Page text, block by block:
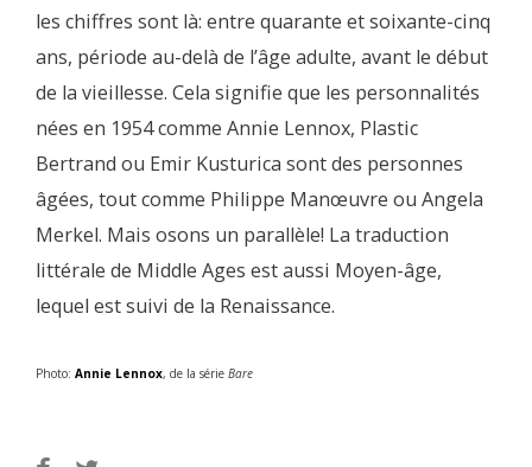
les chiffres sont là: entre quarante et soixante-cinq
ans, période au-delà de l’âge adulte, avant le début
de la vieillesse. Cela signifie que les personnalités
nées en 1954 comme Annie Lennox, Plastic
Bertrand ou Emir Kusturica sont des personnes
âgées, tout comme Philippe Manœuvre ou Angela
Merkel. Mais osons un parallèle! La traduction
littérale de Middle Ages est aussi Moyen-âge,
lequel est suivi de la Renaissance.
Photo: Annie Lennox, de la série Bare